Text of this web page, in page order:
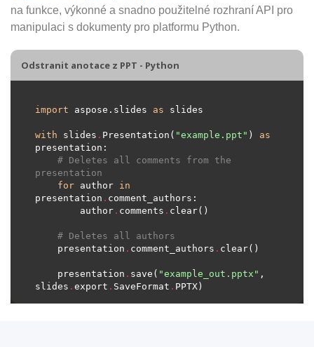
na funkce, výkonné a snadno použitelné rozhraní API pro
manipulaci s dokumenty pro platformu Python.
Odstranit anotace z PPT - Python
import aspose.slides as
with slides . Presentation( "example.ppt" ) as
# Deletes all comments from the
presentation
for author in
presentation .
        author
. comments .
# Deletes all authors
    presentation
. comment_authors .
    presentation
. save( "example_out.pptx" ,
slides . export . SaveFormat .